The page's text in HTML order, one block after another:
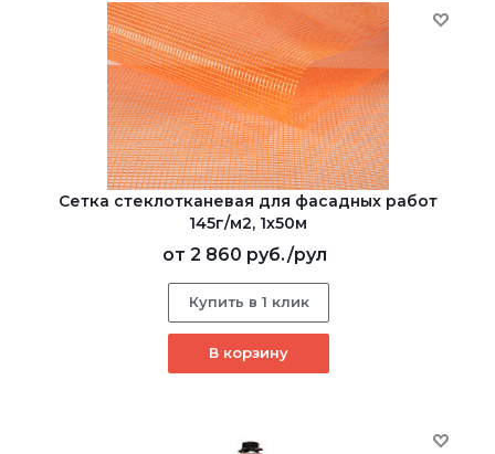
Сетка стеклотканевая для фасадных работ
145г/м2, 1х50м
от 2 860 руб./рул
Купить в 1 клик
В корзину